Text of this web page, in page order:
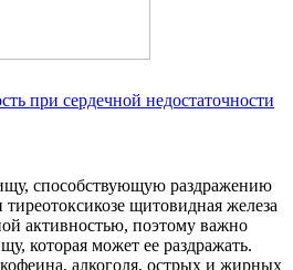
при сердечной недостаточности
способствующую раздражению
щитовидная железа
активностью, поэтому важно
которая может ее раздражать.
алкоголя, острых и жирных